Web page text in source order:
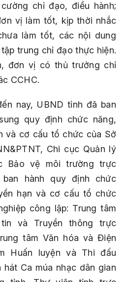
chỉ đạo, điều hành;
vị làm tốt, kịp thời nhắc
làm tốt, các nội dung
trung chỉ đạo thực hiện.
đơn vị có thủ trưởng chỉ
CCHC.
nay, UBND tỉnh đã ban
quy định chức năng,
và cơ cấu tổ chức của Sở
Chi cục Quản lý
Bảo vệ môi trường trực
hành quy định chức
hạn và cơ cấu tổ chức
công lập: Trung tâm
và Truyền thông trực
tâm Văn hóa và Điện
Huấn luyện và Thi đấu
hát Ca múa nhạc dân gian